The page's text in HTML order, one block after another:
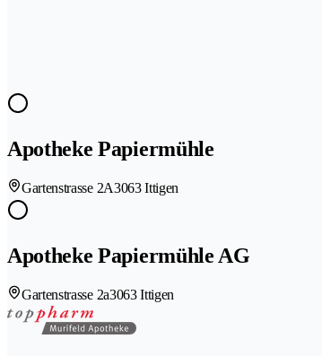
Apotheke Papiermühle
Gartenstrasse 2A3063 Ittigen
Apotheke Papiermühle AG
Gartenstrasse 2a3063 Ittigen